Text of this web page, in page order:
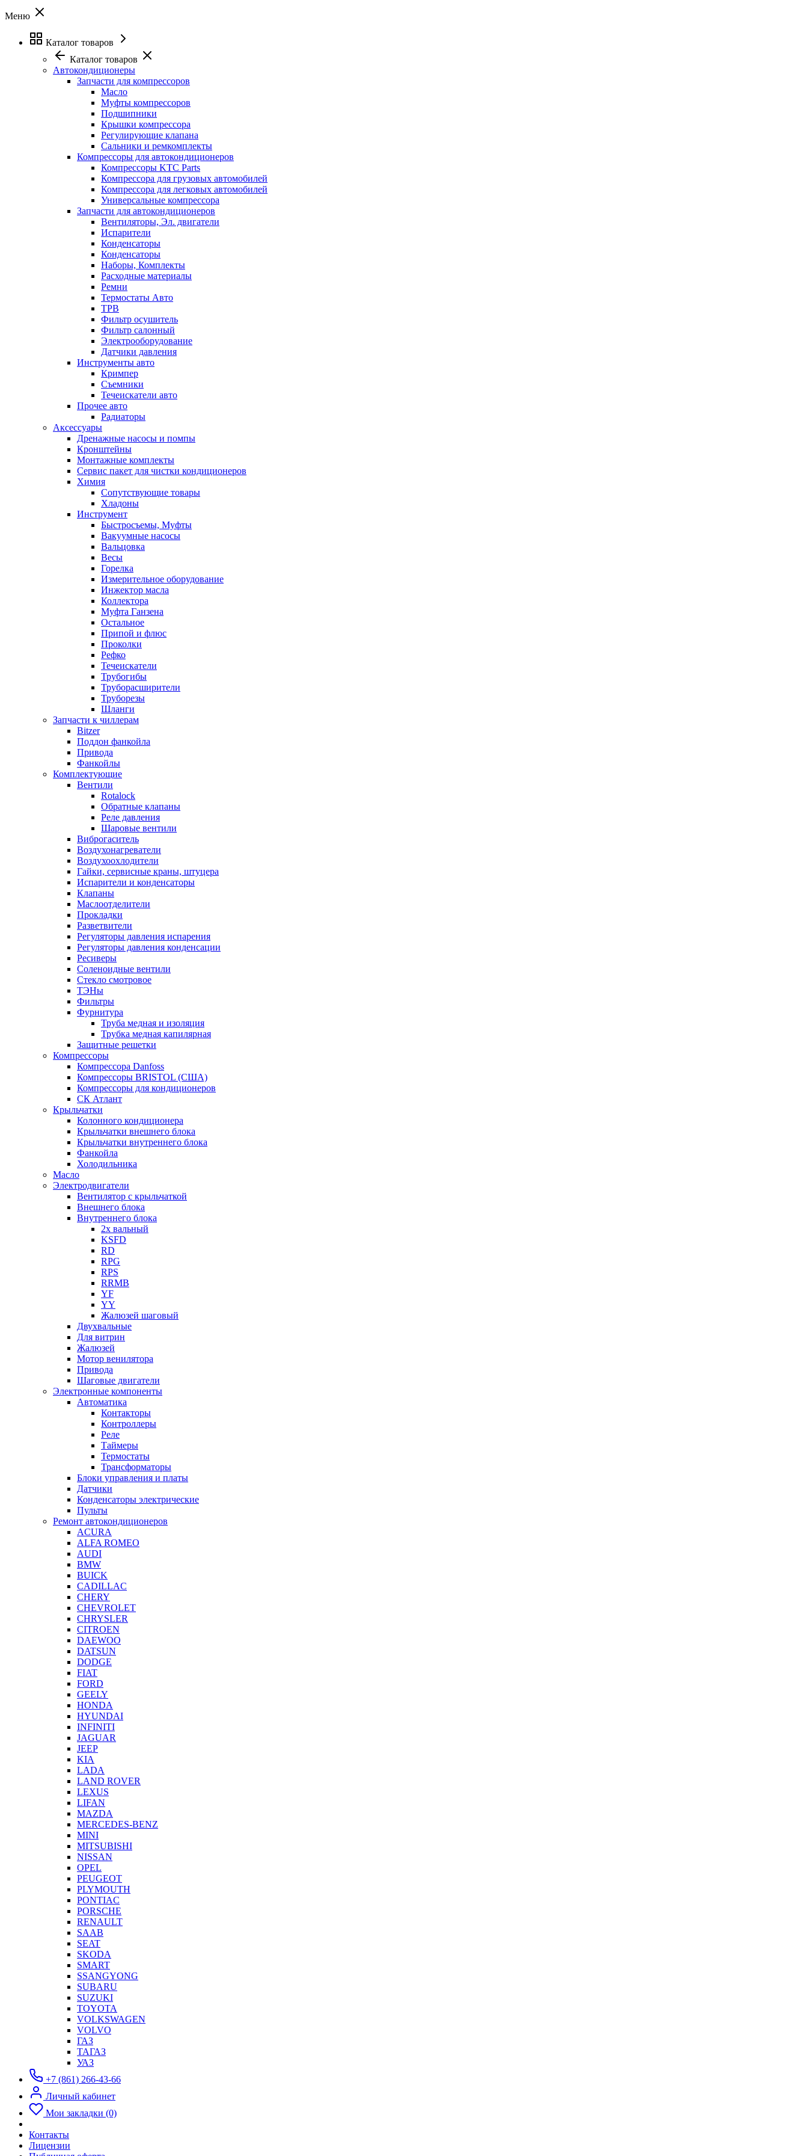
Меню
Каталог товаров
Каталог товаров
Автокондиционеры
Запчасти для компрессоров
Масло
Муфты компрессоров
Подшипники
Крышки компрессора
Регулирующие клапана
Сальники и ремкомплекты
Компрессоры для автокондиционеров
Компрессоры KTC Parts
Компрессора для грузовых автомобилей
Компрессора для легковых автомобилей
Универсальные компрессора
Запчасти для автокондиционеров
Вентиляторы, Эл. двигатели
Испарители
Конденсаторы
Конденсаторы
Наборы, Комплекты
Расходные материалы
Ремни
Термостаты Авто
ТРВ
Фильтр осушитель
Фильтр салонный
Электрооборудование
Датчики давления
Инструменты авто
Кримпер
Съемники
Течеискатели авто
Прочее авто
Радиаторы
Аксессуары
Дренажные насосы и помпы
Кронштейны
Монтажные комплекты
Сервис пакет для чистки кондиционеров
Химия
Сопутствующие товары
Хладоны
Инструмент
Быстросъемы, Муфты
Вакуумные насосы
Вальцовка
Весы
Горелка
Измерительное оборудование
Инжектор масла
Коллектора
Муфта Ганзена
Остальное
Припой и флюс
Проколки
Рефко
Течеискатели
Трубогибы
Труборасширители
Труборезы
Шланги
Запчасти к чиллерам
Bitzer
Поддон фанкойла
Привода
Фанкойлы
Комплектующие
Вентили
Rotalock
Обратные клапаны
Реле давления
Шаровые вентили
Виброгаситель
Воздухонагреватели
Воздухоохлодители
Гайки, сервисные краны, штуцера
Испарители и конденсаторы
Клапаны
Маслоотделители
Прокладки
Разветвители
Регуляторы давления испарения
Регуляторы давления конденсации
Ресиверы
Соленоидные вентили
Стекло смотровое
ТЭНы
Фильтры
Фурнитура
Труба медная и изоляция
Трубка медная капилярная
Защитные решетки
Компрессоры
Компрессора Danfoss
Компрессоры BRISTOL (США)
Компрессоры для кондиционеров
СК Атлант
Крыльчатки
Колонного кондиционера
Крыльчатки внешнего блока
Крыльчатки внутреннего блока
Фанкойла
Холодильника
Масло
Электродвигатели
Вентилятор с крыльчаткой
Внешнего блока
Внутреннего блока
2х вальный
KSFD
RD
RPG
RPS
RRMB
YF
YY
Жалюзей шаговый
Двухвальные
Для витрин
Жалюзей
Мотор венилятора
Привода
Шаговые двигатели
Электронные компоненты
Автоматика
Контакторы
Контроллеры
Реле
Таймеры
Термостаты
Трансформаторы
Блоки управления и платы
Датчики
Конденсаторы электрические
Пульты
Ремонт автокондиционеров
ACURA
ALFA ROMEO
AUDI
BMW
BUICK
CADILLAC
CHERY
CHEVROLET
CHRYSLER
CITROEN
DAEWOO
DATSUN
DODGE
FIAT
FORD
GEELY
HONDA
HYUNDAI
INFINITI
JAGUAR
JEEP
KIA
LADA
LAND ROVER
LEXUS
LIFAN
MAZDA
MERCEDES-BENZ
MINI
MITSUBISHI
NISSAN
OPEL
PEUGEOT
PLYMOUTH
PONTIAC
PORSCHE
RENAULT
SAAB
SEAT
SKODA
SMART
SSANGYONG
SUBARU
SUZUKI
TOYOTA
VOLKSWAGEN
VOLVO
ГАЗ
ТАГАЗ
УАЗ
+7 (861) 266-43-66
Личный кабинет
Мои закладки (0)
Контакты
Лицензии